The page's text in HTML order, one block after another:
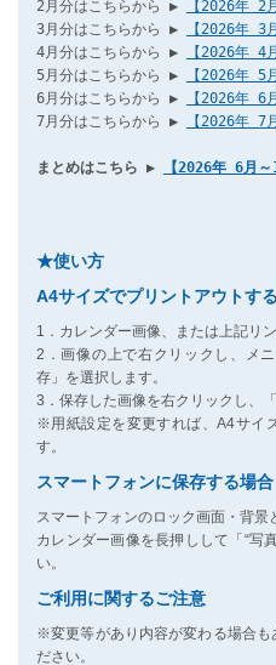
2月分はこちらから ▶
【2026年 2
3月分はこちらから ▶
【2026年 3
4月分はこちらから ▶
【2026年 4
5月分はこちらから ▶
【2026年 5
6月分はこちらから ▶
【2026年 6
7月分はこちらから ▶
【2026年 7
まとめはこちら ▶ 【2026年 6月
★使い方
A4サイズでプリントアウトす
1．カレンダー画像、または上記リ
2．画像の上で右クリックし、メ
存」を選択します。
3．保存した画像を右クリックし、
※用紙設定を変更すれば、A4サイ
す。
スマートフォンに保存する場合
スマートフォンのロック画面・背景
カレンダー画像を長押しして「“写
い。
ご利用に関するご注意
※変更等があり内容が変わる場合も
ださい。